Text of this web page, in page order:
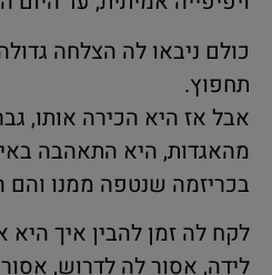
כולם ניבאו לה הצלחה
תחפוץ.
אבל אז היא הכירה אותו,
מהאגדות, היא התאהבה
בכריזמה שנטפה ממנו והם
לקח לה זמן להבין איך
לידה, אסור לה לדרוש, אסור